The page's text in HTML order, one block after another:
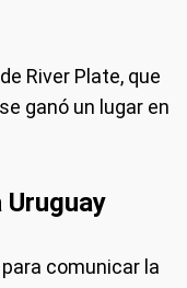
River Plate, que
ganó un lugar en
Uruguay
comunicar la